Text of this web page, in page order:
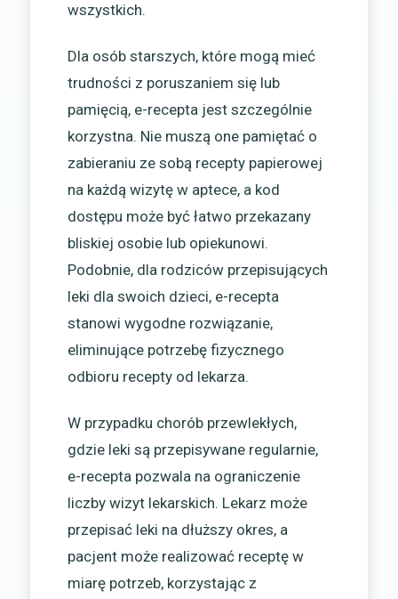
wszystkich.
Dla osób starszych, które mogą mieć
trudności z poruszaniem się lub
pamięcią, e-recepta jest szczególnie
korzystna. Nie muszą one pamiętać o
zabieraniu ze sobą recepty papierowej
na każdą wizytę w aptece, a kod
dostępu może być łatwo przekazany
bliskiej osobie lub opiekunowi.
Podobnie, dla rodziców przepisujących
leki dla swoich dzieci, e-recepta
stanowi wygodne rozwiązanie,
eliminujące potrzebę fizycznego
odbioru recepty od lekarza.
W przypadku chorób przewlekłych,
gdzie leki są przepisywane regularnie,
e-recepta pozwala na ograniczenie
liczby wizyt lekarskich. Lekarz może
przepisać leki na dłuższy okres, a
pacjent może realizować receptę w
miarę potrzeb, korzystając z